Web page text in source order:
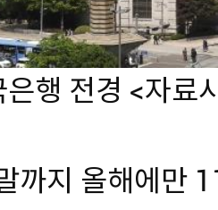
은행 전경 <자
까지 올해에만